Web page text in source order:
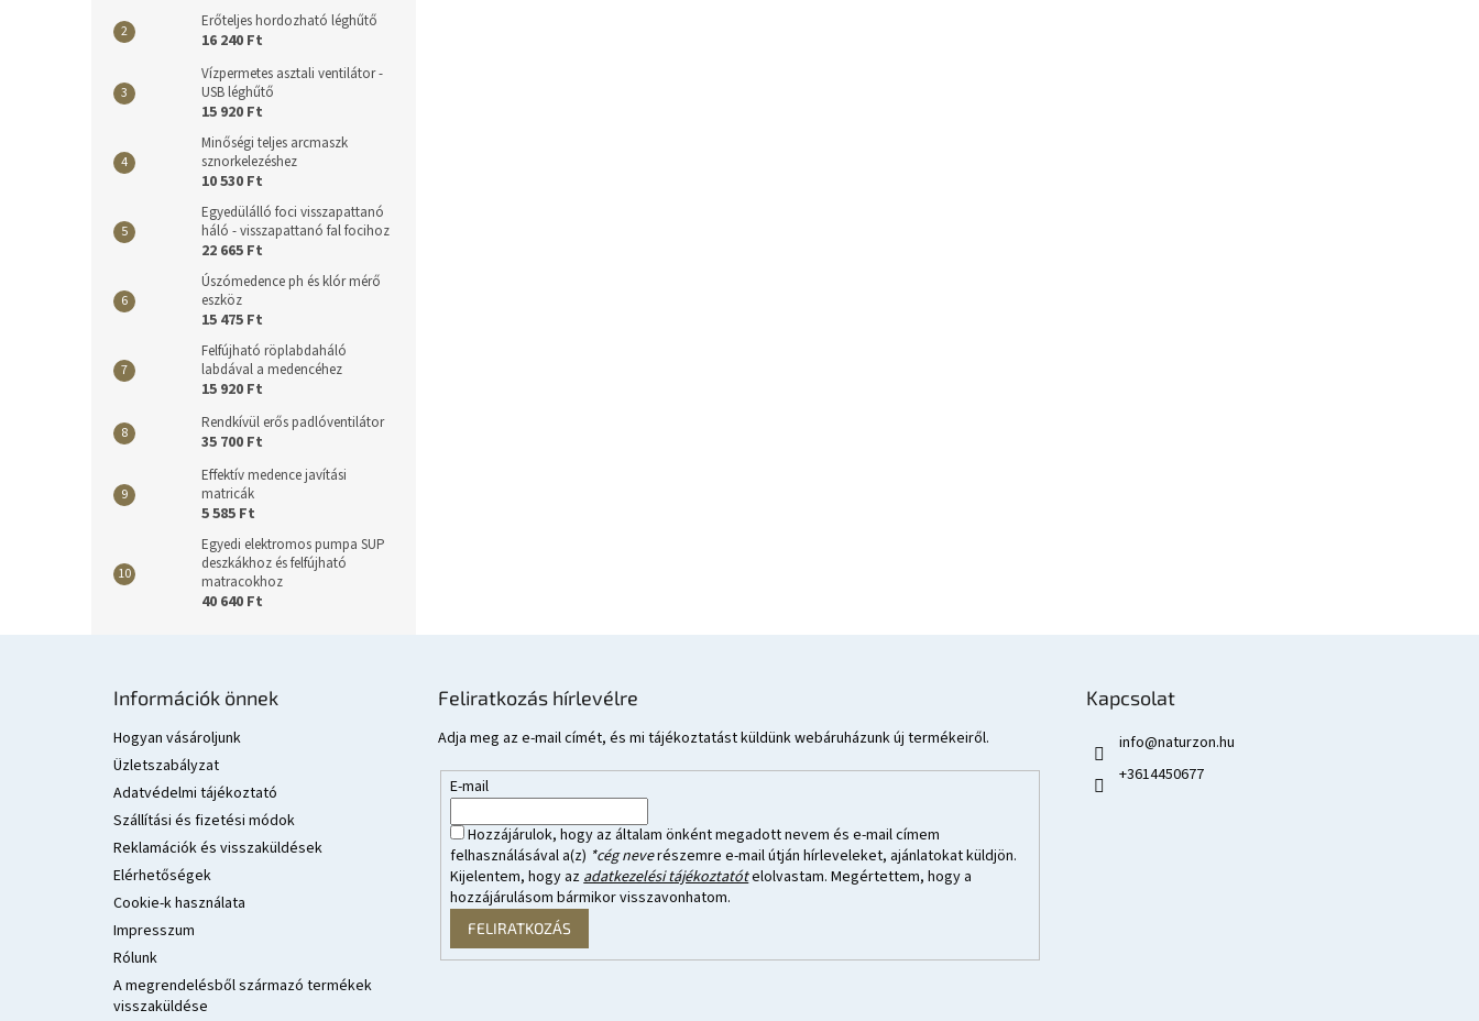
Erőteljes hordozható léghűtő
16 240 Ft
Vízpermetes asztali ventilátor -
USB léghűtő
15 920 Ft
Minőségi teljes arcmaszk
sznorkelezéshez
10 530 Ft
Egyedülálló foci visszapattanó
háló - visszapattanó fal focihoz
22 665 Ft
Úszómedence ph és klór mérő
eszköz
15 475 Ft
Felfújható röplabdaháló
labdával a medencéhez
15 920 Ft
Rendkívül erős padlóventilátor
35 700 Ft
Effektív medence javítási
matricák
5 585 Ft
Egyedi elektromos pumpa SUP
deszkákhoz és felfújható
matracokhoz
40 640 Ft
Információk önnek
Hogyan vásároljunk
Üzletszabályzat
Adatvédelmi tájékoztató
Szállítási és fizetési módok
Reklamációk és visszaküldések
Elérhetőségek
Cookie-k használata
Impresszum
Rólunk
A megrendelésből származó termékek
visszaküldése
Feliratkozás hírlevélre
Adja meg az e-mail címét, és mi tájékoztatást küldünk webáruházunk új termékeiről.
E-mail
Hozzájárulok, hogy az általam önként megadott nevem és e-mail címem
felhasználásával a(z) *cég neverészemre e-mail útján hírleveleket, ajánlatokat küldjön.
Kijelentem, hogy az adatkezelési tájékoztatótelolvastam. Megértettem, hogy a
hozzájárulásom bármikor visszavonhatom.
FELIRATKOZÁS
Kapcsolat
info@naturzon.hu
+3614450677